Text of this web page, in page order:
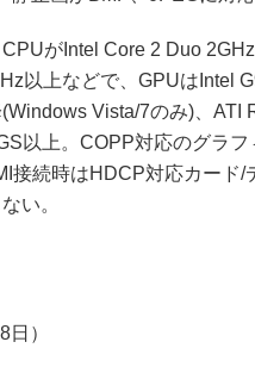
がIntel Core 2 Duo 2GHz
以上などで、GPUはIntel
Vista/7のみ)、ATI
以上。COPP対応のグラ
接続時はHDCP対応カード
い。
日）